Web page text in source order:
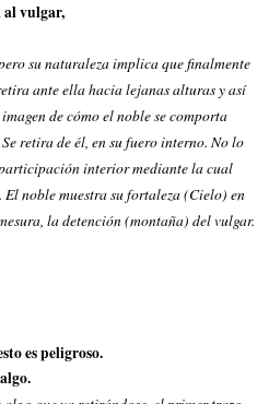
al vulgar,
su naturaleza implica que finalmente
ante ella hacia lejanas alturas y así
de cómo el noble se comporta
retira de él, en su fuero interno. No lo
interior mediante la cual
noble muestra su fortaleza (Cielo) en
la detención (montaña) del vulgar.
es peligroso.